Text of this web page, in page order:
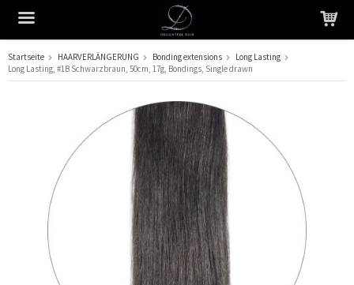
Das Produkt wurde in Ihren Warenkorb gelegt
Startseite HAARVERLÄNGERUNG Bonding extensions
Long Lasting
Long Lasting, #1B Schwarzbraun, 50cm, 17g, Bondings, Single drawn